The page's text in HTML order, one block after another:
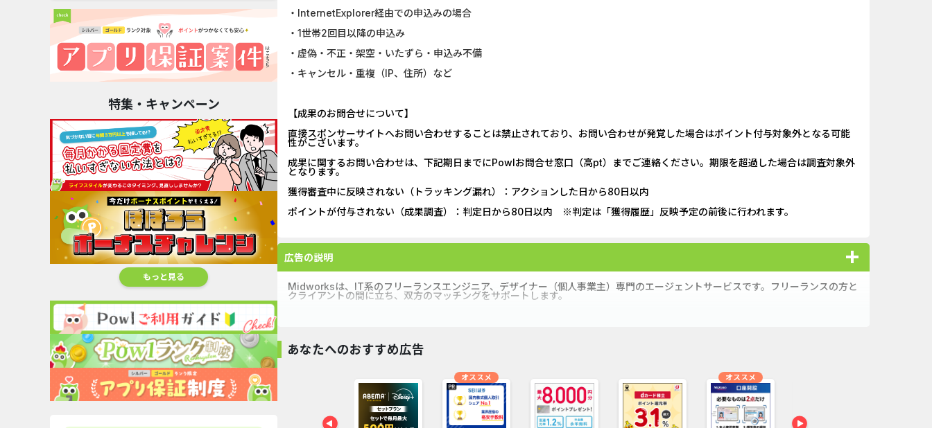
特集・キャンペーン
もっと見る
・InternetExplorer経由での申込みの場合
・1世帯2回目以降の申込み
・虚偽・不正・架空・いたずら・申込み不備
・キャンセル・重複（IP、住所）など
【成果のお問合せについて】
直接スポンサーサイトへお問い合わせすることは禁止されており、お問い合わせが発覚した場合はポイント付与対象外となる可能
性がございます。
成果に関するお問い合わせは、下記期日までにPowlお問合せ窓口（高pt）までご連絡ください。期限を超過した場合は調査対象外
となります。
獲得審査中に反映されない（トラッキング漏れ）：アクションした日から80日以内
ポイントが付与されない（成果調査）：判定日から80日以内 ※判定は「獲得履歴」反映予定の前後に行われます。
広告の説明
Midworksは、IT系のフリーランスエンジニア、デザイナー（個人事業主）専門のエージェントサービスです。フリーランスの方と
クライアントの間に立ち、双方のマッチングをサポートします。
あなたへのおすすめ広告
130,000pt
オススメ オススメ